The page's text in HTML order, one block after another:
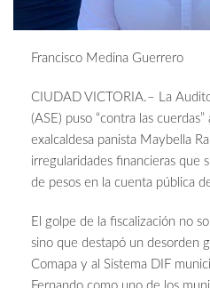
Francisco Medina Guerrero
CIUDAD VICTORIA.– La
(ASE) puso “contra las
exalcaldesa panista Maybella
irregularidades financieras que
de pesos en la cuenta pública
El golpe de la fiscalización no
sino que destapó un desorden
Comapa y al Sistema DIF